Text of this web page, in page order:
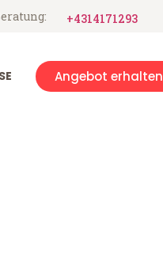
+4314171293
Angebot erhalten